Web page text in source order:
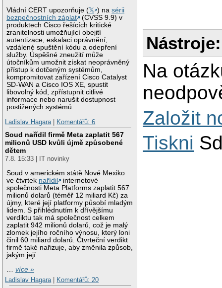
Vládní CERT upozorňuje (𝕏 ) nasérii
bezpečnostních záplat
(CVSS 9.9) v
produktech Cisco řešících kritické
zranitelnosti umožňující obejití
autentizace, eskalaci oprávnění,
vzdálené spuštění kódu a odepření
služby. Úspěšné zneužití může
útočníkům umožnit získat neoprávněný
přístup k dotčeným systémům,
kompromitovat zařízení Cisco Catalyst
SD-WAN a Cisco IOS XE, spustit
libovolný kód, zpřístupnit citlivé
informace nebo narušit dostupnost
postižených systémů.
Ladislav Hagara | Komentářů: 6
Soud nařídil firmě Meta zaplatit 567
milionů USD kvůli újmě způsobené
dětem
7.8. 15:33 | IT novinky
Soud v americkém státě Nové Mexiko
ve čtvrtek nařídil
internetové
společnosti Meta Platforms zaplatit 567
milionů dolarů (téměř 12 miliard Kč) za
újmy, které její platformy působí mladým
lidem. S přihlédnutím k dřívějšímu
verdiktu tak má společnost celkem
zaplatit 942 milionů dolarů, což je malý
zlomek jejího ročního výnosu, který loni
činil 60 miliard dolarů. Čtvrteční verdikt
firmě také nařizuje, aby změnila způsob,
jakým její
…více »
Ladislav Hagara| Komentářů: 20
Nástroje:
Na
Založit
Tiskni